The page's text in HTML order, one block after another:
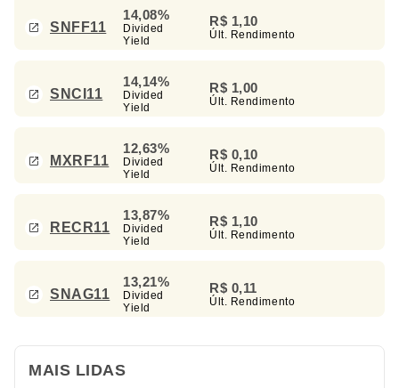
SNFF11
14,08%
Divided
Yield
R$ 1,10
Últ. Rendimento
SNCI11
14,14%
Divided
Yield
R$ 1,00
Últ. Rendimento
MXRF11
12,63%
Divided
Yield
R$ 0,10
Últ. Rendimento
RECR11
13,87%
Divided
Yield
R$ 1,10
Últ. Rendimento
SNAG11
13,21%
Divided
Yield
R$ 0,11
Últ. Rendimento
MAIS LIDAS